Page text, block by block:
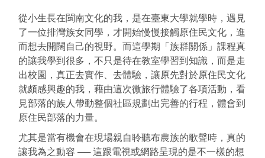
從小生長在閩南文化的我，是在臺東大學就學時，遇見
了一位排灣族女同學，才開始慢慢接觸原住民文化，進
而想去開闊自己的視野。而這學期「族群關係」課程真
的讓我學到很多，不只是待在教室學習到知識，而是走
出校園，真正去實作、去體驗，讓原先對於原住民文化
就頗感興趣的我，藉由這次微旅行體驗了各項活動，看
見部落的族人帶動整個社區規劃出完善的行程，體會到
原住民部落的力量。
尤其是當有機會在現場親自聆聽布農族的歌聲時，真的
讓我為之動容 ── 這跟電視或網路呈現的是不一樣的想